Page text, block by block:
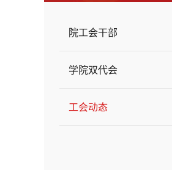
院工会干部
学院双代会
工会动态